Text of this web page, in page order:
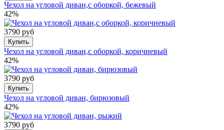
Чехол на угловой диван,с оборкой, бежевый
42%
3790 руб
Купить
Чехол на угловой диван,с оборкой, коричневый
42%
3790 руб
Купить
Чехол на угловой диван, бирюзовый
42%
3790 руб